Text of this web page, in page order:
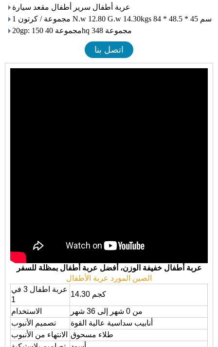
عربة أطفال سرير أطفال مقعد سيارة
1 مجموعة / كرتون N.w 12.80 G.w 14.30kgs 84 * 48.5 * 45 سم
20gp: 150 مجموعة 40hq 348 مجموعة
اتصل بنا
عربة أطفال خفيفة الوزن، أفضل عربة أطفال بمظلة للسفر
الصين المورد عربة الأطفال
عربة اطفال 3 في
1
14.30 كجم
الاستخدام
من 0 شهر إلى 36 شهر
تصميم الأنبوب
أنابيب سداسية عالية القوة
الانتهاء من الأنبوب
طلاء مسحوق